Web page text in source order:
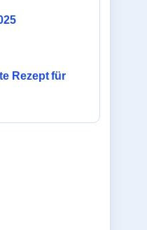
Rezept für